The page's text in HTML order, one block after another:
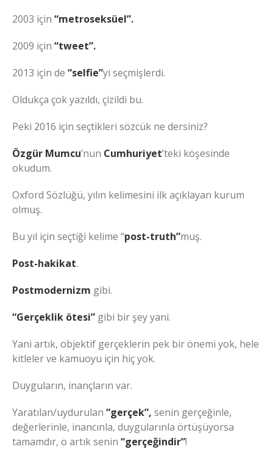
2003 için “metroseksüel”.
2009 için “tweet”.
2013 için de “selfie”yi seçmişlerdi.
Oldukça çok yazıldı, çizildi bu.
Peki 2016 için seçtikleri sözcük ne dersiniz?
Özgür Mumcu’nun Cumhuriyet’teki köşesinde
okudum.
Oxford Sözlüğü, yılın kelimesini ilk açıklayan kurum
olmuş.
Bu yıl için seçtiği kelime “post-truth”muş.
Post-hakikat.
Postmodernizm gibi.
“Gerçeklik ötesi” gibi bir şey yani.
Yani artık, objektif gerçeklerin pek bir önemi yok, hele
kitleler ve kamuoyu için hiç yok.
Duyguların, inançların var.
Yaratılan/uydurulan “gerçek”, senin gerçeğinle,
değerlerinle, inancınla, duygularınla örtüşüyorsa
tamamdır, o artık senin “gerçeğindir”!